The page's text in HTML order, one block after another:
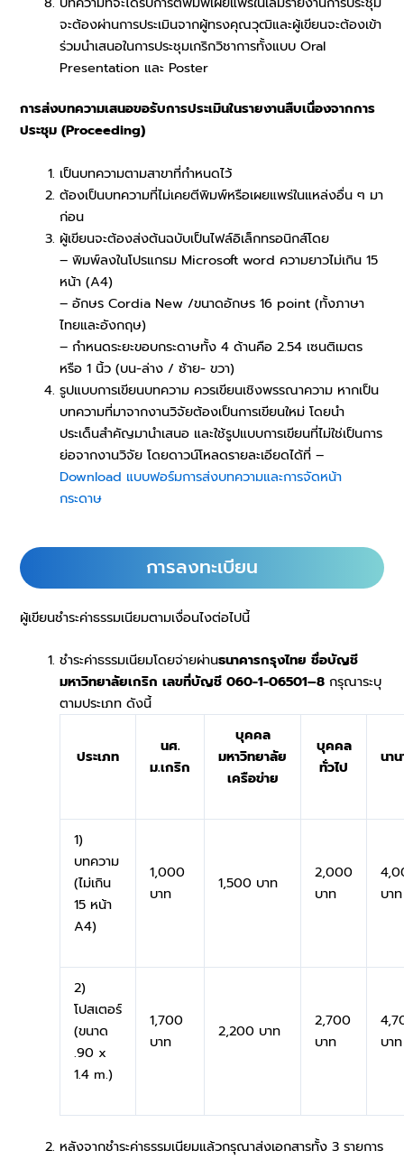
จะต้องผ่านการประเมินจากผู้ทรงคุณวุฒิและผู้เขียนจะต้องเข้า
ร่วมนำเสนอในการประชุมเกริกวิชาการทั้งแบบ Oral
Presentation และ Poster
การส่งบทความเสนอขอรับการประเมินในรายงานสืบเนื่องจากการ
ประชุม (Proceeding)
เป็นบทความตามสาขาที่กำหนดไว้
ต้องเป็นบทความที่ไม่เคยตีพิมพ์หรือเผยแพร่ในแหล่งอื่น ๆ มา
ก่อน
ผู้เขียนจะต้องส่งต้นฉบับเป็นไฟล์อิเล็กทรอนิกส์โดย
– พิมพ์ลงในโปรแกรม Microsoft word ความยาวไม่เกิน 15
หน้า (A4)
– อักษร Cordia New /ขนาดอักษร 16 point (ทั้งภาษา
ไทยและอังกฤษ)
– กำหนดระยะขอบกระดาษทั้ง 4 ด้านคือ 2.54 เซนติเมตร
หรือ 1 นิ้ว (บน-ล่าง / ซ้าย- ขวา)
รูปแบบการเขียนบทความ ควรเขียนเชิงพรรณาความ หากเป็น
บทความที่มาจากงานวิจัยต้องเป็นการเขียนใหม่ โดยนำ
ประเด็นสำคัญมานำเสนอ และใช้รูปแบบการเขียนที่ไม่ใช่เป็นการ
ย่อจากงานวิจัย โดยดาวน์โหลดรายละเอียดได้ที่ –
Download แบบฟอร์มการส่งบทความและการจัดหน้า
กระดาษ
การลงทะเบียน
ผู้เขียนชำระค่าธรรมเนียมตามเงื่อนไงต่อไปนี้
ชำระค่าธรรมเนียมโดยจ่ายผ่านธนาคารกรุงไทยชื่อบัญชี
มหาวิทยาลัยเกริก เลขที่บัญชี 060-1-06501–8 กรุณาระบุ
ตามประเภท ดังนี้
ประเภท
นศ.
ม.เกริก
บุคคล
มหาวิทยาลัย
เครือข่าย
บุคคล
ทั่วไป
นา
1)
บทความ
(ไม่เกิน
15 หน้า
A4)
1,000
บาท
1,500 บาท
2,000
บาท
บาท
2)
โปสเตอร์
(ขนาด
.90 x
1.4 m.)
1,700
บาท
2,200 บาท
2,700
บาท
บาท
หลังจากชำระค่าธรรมเนียมแล้วกรุณาส่งเอกสารทั้ง 3 รายการ